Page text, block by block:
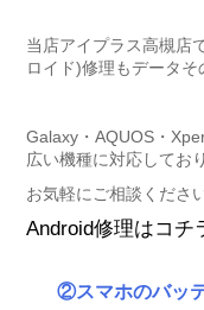
当店アイプラス高槻店
ロイド)修理もデータそ
Galaxy・AQUOS・
広い機種に対応してお
お気軽にご相談ください
Android修理はコチ
②スマホのバッ